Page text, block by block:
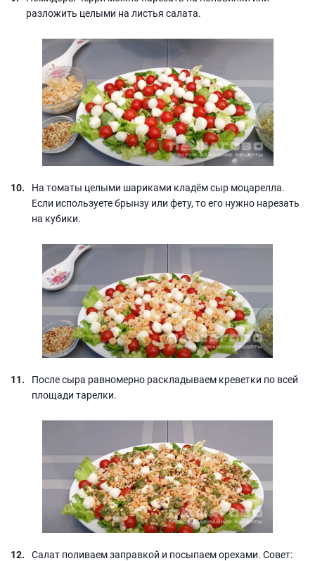
разложить целыми на листья салата.
На томаты целыми шариками кладём сыр моцарелла.
Если используете брынзу или фету, то его нужно нарезать
на кубики.
После сыра равномерно раскладываем креветки по всей
площади тарелки.
Салат поливаем заправкой и посыпаем орехами. Совет: